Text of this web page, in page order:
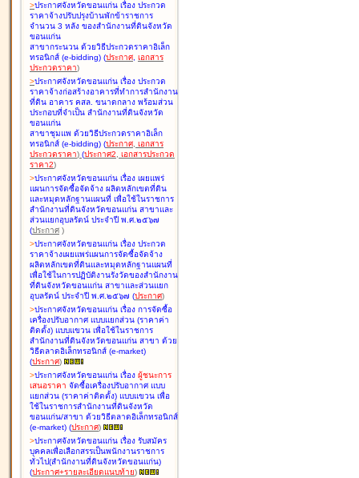
>ประกาศจังหวัดขอนแก่น เรื่อง ประกวด
ราคาจ้างปรับปรุงบ้านพักข้าราชการ
จำนวน 3 หลัง ของสำนักงานที่ดินจังหวัด
ขอนแก่น
สาขากระนวน ด้วยวิธีประกวดราคาอิเล็ก
ทรอนิกส์ (e-bidding) (ประกาศ, เอกสาร
ประกวดราคา)
>ประกาศจังหวัดขอนแก่น เรื่อง ประกวด
ราคาจ้างก่อสร้างอาคารที่ทำการสำนักงาน
ที่ดิน อาคาร คสล. ขนาดกลาง พร้อมส่วน
ประกอบที่จำเป็น สำนักงานที่ดินจังหวัด
ขอนแก่น
สาขาชุมแพ ด้วยวิธีประกวดราคาอิเล็ก
ทรอนิกส์ (e-bidding) (ประกาศ, เอกสาร
ประกวดราคา) (ประกาศ2, เอกสารประกวด
ราคา2)
>ประกาศจังหวัดขอนแก่น เรื่อง เผยแพร่
แผนการจัดซื้อจัดจ้าง ผลิตหลักเขตที่ดิน
และหมุดหลักฐานแผนที่ เพื่อใช้ในราชการ
สำนักงานที่ดินจังหวัดขอนแก่น สาขาและ
ส่วนแยกอุบลรัตน์ ประจำปี พ.ศ.๒๕๖๗
(ประกาศ )
>ประกาศจังหวัดขอนแก่น เรื่อง ประกวด
ราคาจ้างเผยแพร่แผนการจัดซื้อจัดจ้าง
ผลิตหลักเขตที่ดินและหมุดหลักฐานแผนที่
เพื่อใช้ในการปฏิบัติงานรังวัดของสำนักงาน
ที่ดินจังหวัดขอนแก่น สาขาและส่วนแยก
อุบลรัตน์ ประจำปี พ.ศ.๒๕๖๗ (ประกาศ)
>ประกาศจังหวัดขอนแก่น เรื่อง การจัดซื้อ
เครื่องปรับอากาศ แบบแยกส่วน (ราคาค่า
ติดตั้ง) แบบแขวน เพื่อใช้ในราชการ
สำนักงานที่ดินจังหวัดขอนแก่น สาขา ด้วย
วิธีตลาดอิเล็กทรอนิกส์ (e-market)
(ประกาศ)
>ประกาศจังหวัดขอนแก่น เรื่อง ผู้ชนะการ
เสนอราคา จัดซื้อเครื่องปรับอากาศ แบบ
แยกส่วน (ราคาค่าติดตั้ง) แบบแขวน เพื่อ
ใช้ในราชการสำนักงานที่ดินจังหวัด
ขอนแก่น/สาขา ด้วยวิธีตลาดอิเล็กทรอนิกส์
(e-market) (ประกาศ)
>ประกาศจังหวัดขอนแก่น เรื่อง รับสมัคร
บุคคลเพื่อเลือกสรรเป็นพนักงานราชการ
ทั่วไป(สำนักงานที่ดินจังหวัดขอนแก่น)
(ประกาศ+รายละเอียดแนบท้าย)